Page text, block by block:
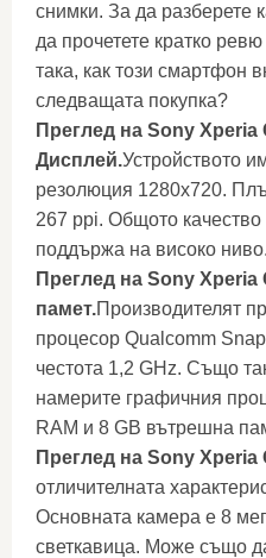
снимки. За да разберете
да прочетете кратко
така, как този смартфон
следващата покупка?
Преглед на Sony Xperia
Дисплей.Устройството
резолюция 1280x720.
267 ppi. Общото
поддържа на високо ниво.
Преглед на Sony Xperia
памет.Производителят
процесор Qualcomm
честота 1,2 GHz. Също
намерите графичния
RAM и 8 GB вътрешна
Преглед на Sony Xperia
отличителната
Основната камера е 8
светкавица. Може също